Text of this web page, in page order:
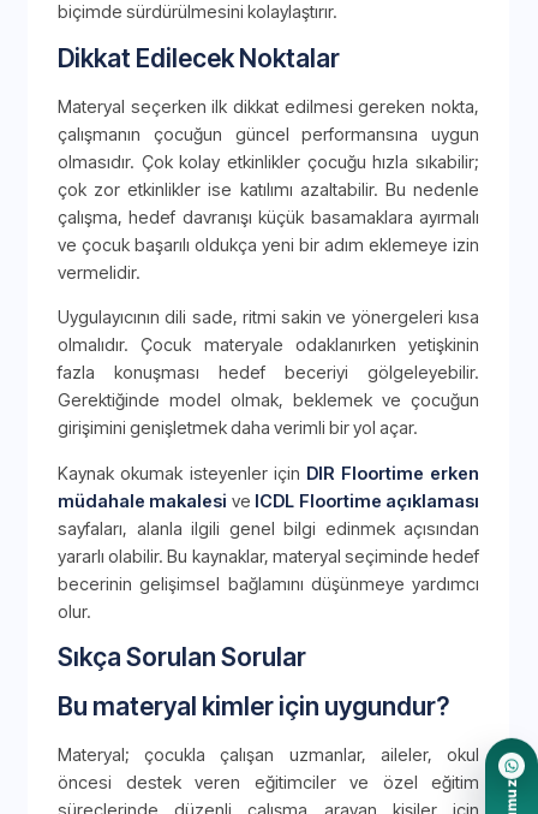
biçimde sürdürülmesini kolaylaştırır.
Dikkat Edilecek Noktalar
Materyal seçerken ilk dikkat edilmesi gereken nokta,
çalışmanın çocuğun güncel performansına uygun
olmasıdır. Çok kolay etkinlikler çocuğu hızla sıkabilir;
çok zor etkinlikler ise katılımı azaltabilir. Bu nedenle
çalışma, hedef davranışı küçük basamaklara ayırmalı
ve çocuk başarılı oldukça yeni bir adım eklemeye izin
vermelidir.
Uygulayıcının dili sade, ritmi sakin ve yönergeleri kısa
olmalıdır. Çocuk materyale odaklanırken yetişkinin
fazla konuşması hedef beceriyi gölgeleyebilir.
Gerektiğinde model olmak, beklemek ve çocuğun
girişimini genişletmek daha verimli bir yol açar.
Kaynak okumak isteyenler için DIR Floortime erken
müdahale makalesi ve ICDL Floortime açıklaması
sayfaları, alanla ilgili genel bilgi edinmek açısından
yararlı olabilir. Bu kaynaklar, materyal seçiminde hedef
becerinin gelişimsel bağlamını düşünmeye yardımcı
olur.
Sıkça Sorulan Sorular
Bu materyal kimler için uygundur?
Materyal; çocukla çalışan uzmanlar, aileler, okul
öncesi destek veren eğitimciler ve özel eğitim
süreçlerinde düzenli çalışma arayan kişiler için